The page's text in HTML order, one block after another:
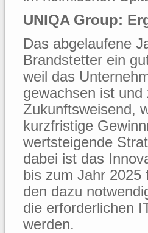
UNIQA Group:
Das abgelaufene
Brandstetter ein
weil das
gewachsen ist
Zukunftsweisend,
kurzfristige
wertsteigende
dabei ist das
bis zum Jahr 2025
den dazu
die erforderlichen
werden.